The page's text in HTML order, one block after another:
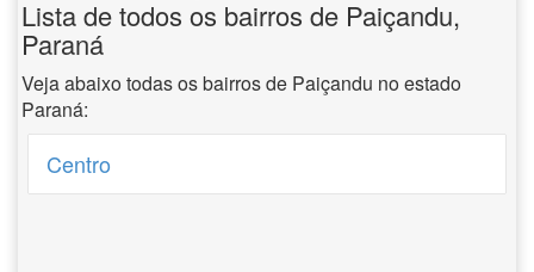
Lista de todos os bairros de Paiçandu,
Paraná
Veja abaixo todas os bairros de Paiçandu no estado
Paraná:
Centro